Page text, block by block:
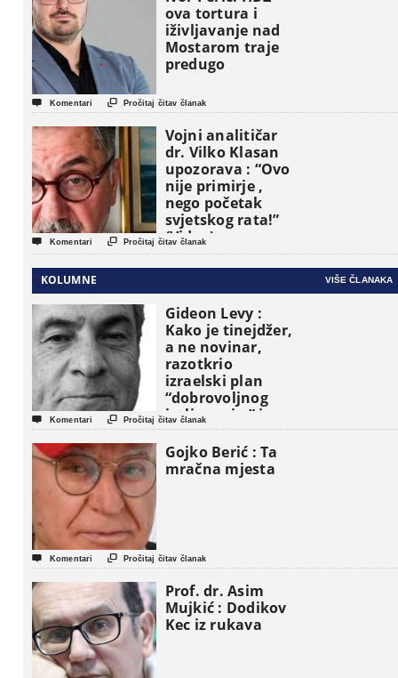
političke jedinice
ova tortura i
iživljavanje nad
Mostarom traje
predugo
 Komentari  Pročitaj čitav članak
Vojni analitičar
dr. Vilko Klasan
upozorava : “Ovo
nije primirje ,
nego početak
svjetskog rata!”
(Video)
 Komentari  Pročitaj čitav članak
KOLUMNE VIŠE ČLANAKA
Gideon Levy :
Kako je tinejdžer,
a ne novinar,
razotkrio
izraelski plan
“dobrovoljnog
iseljavanja ” iz
Gaze
 Komentari  Pročitaj čitav članak
Gojko Berić : Ta
mračna mjesta
 Komentari  Pročitaj čitav članak
Prof. dr. Asim
Mujkić : Dodikov
Kec iz rukava